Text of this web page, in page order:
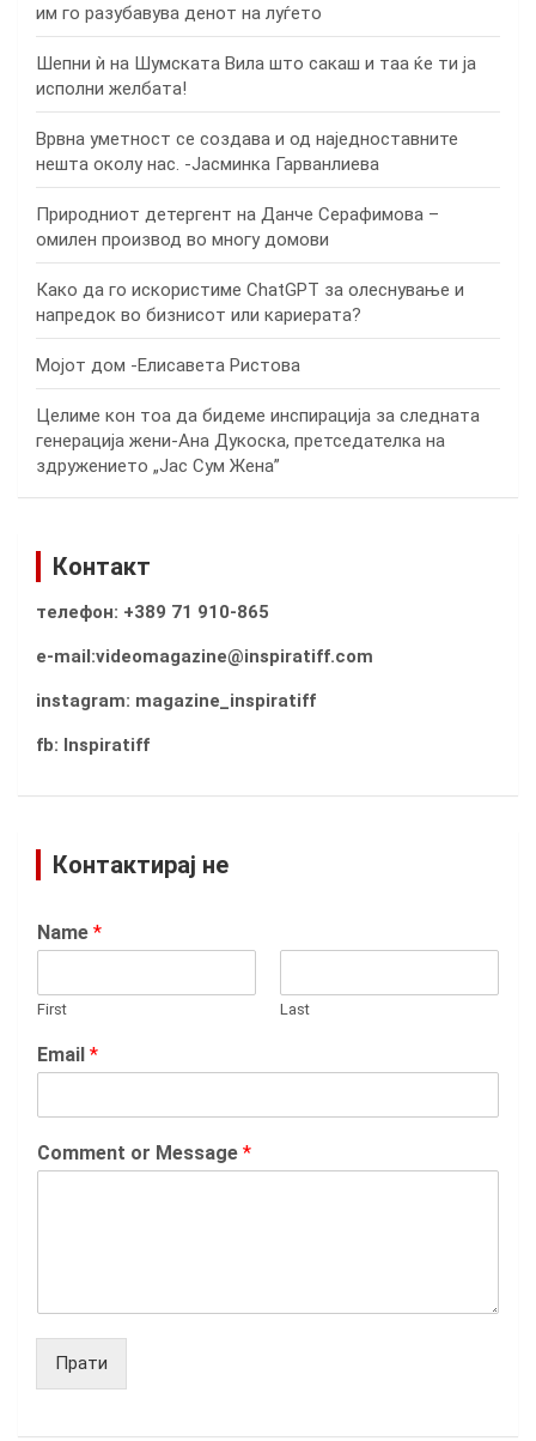
им го разубавува денот на луѓето
Шепни ѝ на Шумската Вила што сакаш и таа ќе ти ја
исполни желбата!
Врвна уметност се создава и од наједноставните
нешта околу нас. -Јасминка Гарванлиева
Природниот детергент на Данче Серафимова –
омилен производ во многу домови
Како да го искористиме ChatGPT за олеснување и
напредок во бизнисот или кариерата?
Мојот дом -Елисавета Ристова
Целиме кон тоа да бидеме инспирација за следната
генерација жени-Ана Дукоска, претседателка на
здружението „Јас Сум Жена”
Контакт
телефон: +389 71 910-865
e-mail:videomagazine@inspiratiff.com
instagram: magazine_inspiratiff
fb: Inspiratiff
Контактирај не
Name *
First Last
Email *
Comment or Message *
Прати